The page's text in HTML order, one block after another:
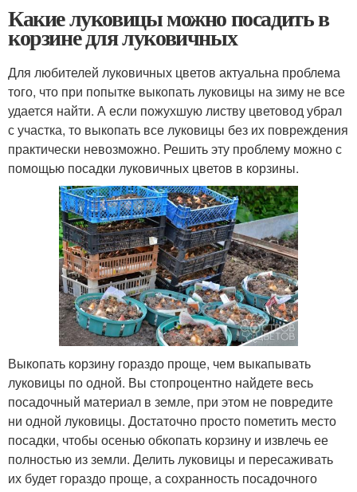
Какие луковицы можно посадить в
корзине для луковичных
Для любителей луковичных цветов актуальна проблема
того, что при попытке выкопать луковицы на зиму не все
удается найти. А если пожухшую листву цветовод убрал
с участка, то выкопать все луковицы без их повреждения
практически невозможно. Решить эту проблему можно с
помощью посадки луковичных цветов в корзины.
Выкопать корзину гораздо проще, чем выкапывать
луковицы по одной. Вы стопроцентно найдете весь
посадочный материал в земле, при этом не повредите
ни одной луковицы. Достаточно просто пометить место
посадки, чтобы осенью обкопать корзину и извлечь ее
полностью из земли. Делить луковицы и пересаживать
их будет гораздо проще, а сохранность посадочного